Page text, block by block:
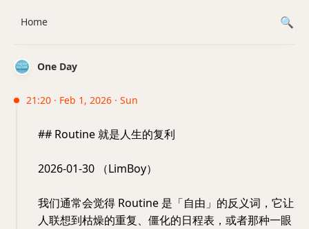
One Day
21:20 · Feb 1, 2026 · Sun
## Routine 就是人生的复利
2026-01-30 （LimBoy）
我们通常会觉得 Routine 是「自由」的反义词，它让
人联想到枯燥的重复、僵化的日程表，或者那种一眼
Home